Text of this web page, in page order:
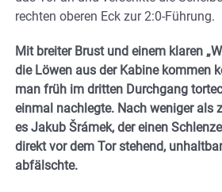
rechten oberen Eck zur 2:0-Führung.
Mit breiter Brust und einem klaren
die Löwen aus der Kabine kommen
man früh im dritten Durchgang
einmal nachlegte. Nach weniger als
es Jakub Šrámek, der einen
direkt vor dem Tor stehend,
abfälschte.